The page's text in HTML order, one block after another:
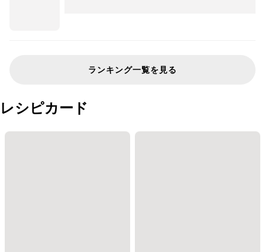
ランキング一覧を見る
レシピカード